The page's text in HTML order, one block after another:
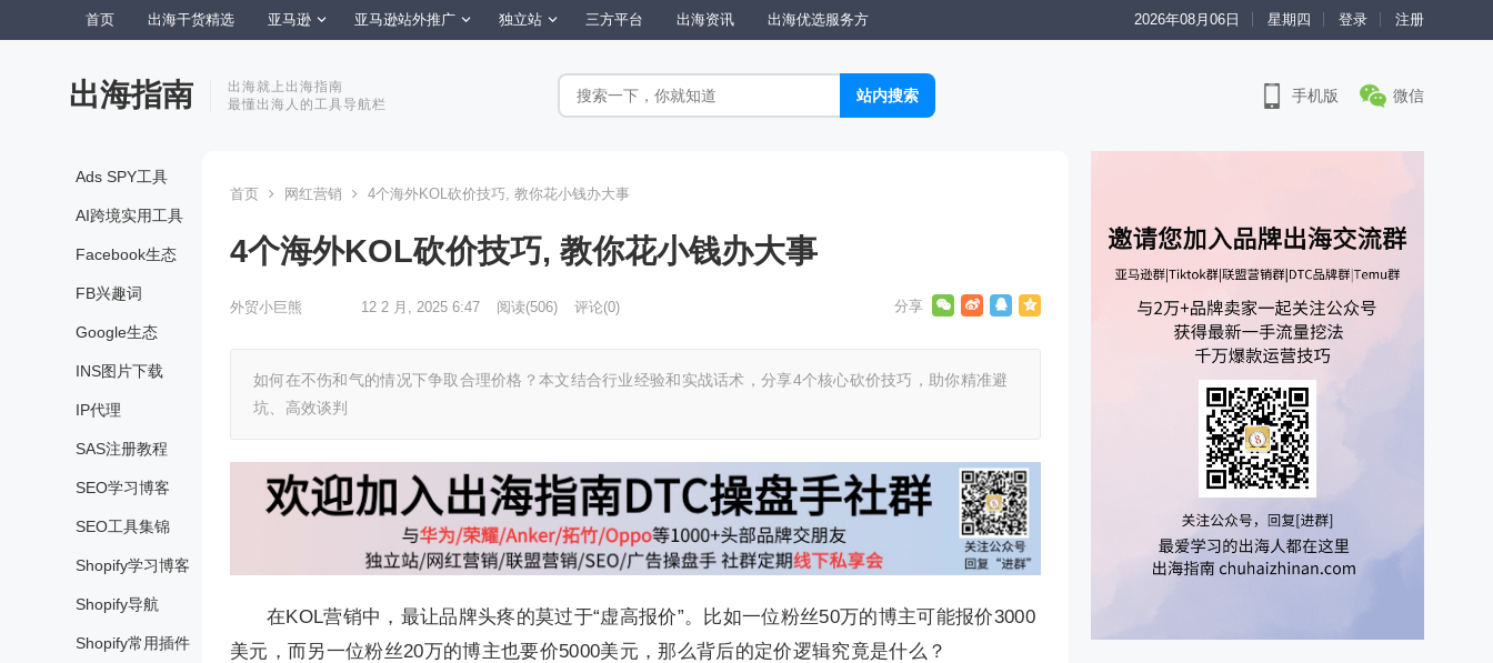
首页 出海干货精选 亚马逊 亚马逊站外推广 独立站 三方平台 出海资讯 出海优选服务方 2026年08月06日 星期四 登录 注册
出海指南
出海就上出海指南
最懂出海人的工具导航栏
手机版 微信
Ads SPY工具
AI跨境实用工具
Facebook生态
FB兴趣词
Google生态
INS图片下载
IP代理
SAS注册教程
SEO学习博客
SEO工具集锦
Shopify学习博客
Shopify导航
Shopify常用插件
首页 网红营销 4个海外KOL砍价技巧, 教你花小钱办大事
4个海外KOL砍价技巧, 教你花小钱办大事
外贸小巨熊 12 2 月, 2025 6:47 阅读(506) 评论(0)
如何在不伤和气的情况下争取合理价格？本文结合行业经验和实战话术，分享4个核心砍价技巧，助你精准避
坑、高效谈判
在KOL营销中，最让品牌头疼的莫过于“虚高报价”。比如一位粉丝50万的博主可能报价3000
美元，而另一位粉丝20万的博主也要价5000美元，那么背后的定价逻辑究竟是什么？